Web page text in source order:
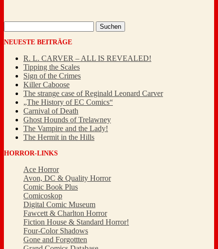
nach:
NEUESTE BEITRÄGE
R. L. CARVER – ALL IS REVEALED!
Tipping the Scales
Sign of the Crimes
Killer Caboose
The strange case of Reginald Leonard Carver
„The History of EC Comics“
Carnival of Death
Ghost Hounds of Trelawney
The Vampire and the Lady!
The Hermit in the Hills
HORROR-LINKS
Ace Horror
Avon, DC & Quality Horror
Comic Book Plus
Comicoskop
Digital Comic Museum
Fawcett & Charlton Horror
Fiction House & Standard Horror!
Four-Color Shadows
Gone and Forgottten